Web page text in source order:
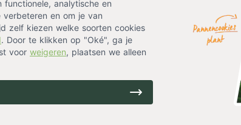
analytische en
en om je van
zelf kiezen welke soorten cookies
. Door te klikken op "Oké", ga je
voor weigeren, plaatsen we alleen
want een
en toe je
kun